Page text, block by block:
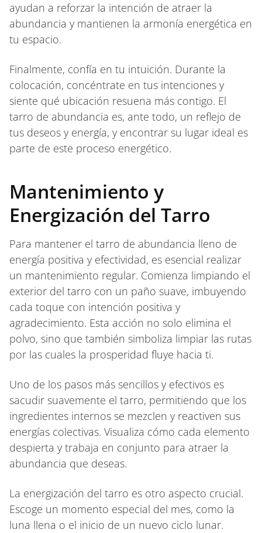
ayudan a reforzar la intención de atraer la
abundancia y mantienen la armonía energética en
tu espacio.
Finalmente, confía en tu intuición. Durante la
colocación, concéntrate en tus intenciones y
siente qué ubicación resuena más contigo. El
tarro de abundancia es, ante todo, un reflejo de
tus deseos y energía, y encontrar su lugar ideal es
parte de este proceso energético.
Mantenimiento y
Energización del Tarro
Para mantener el tarro de abundancia lleno de
energía positiva y efectividad, es esencial realizar
un mantenimiento regular. Comienza limpiando el
exterior del tarro con un paño suave, imbuyendo
cada toque con intención positiva y
agradecimiento. Esta acción no solo elimina el
polvo, sino que también simboliza limpiar las rutas
por las cuales la prosperidad fluye hacia ti.
Uno de los pasos más sencillos y efectivos es
sacudir suavemente el tarro, permitiendo que los
ingredientes internos se mezclen y reactiven sus
energías colectivas. Visualiza cómo cada elemento
despierta y trabaja en conjunto para atraer la
abundancia que deseas.
La energización del tarro es otro aspecto crucial.
Escoge un momento especial del mes, como la
luna llena o el inicio de un nuevo ciclo lunar.